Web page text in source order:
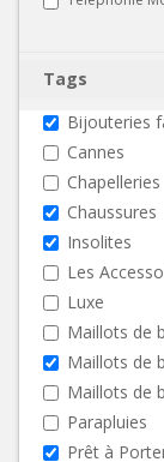
Tags
Bijouteries
Cannes
Chapelleries
Chaussures
Insolites
Les
Luxe
Maillots de
Maillots de
Maillots de
Parapluies
Prêt à